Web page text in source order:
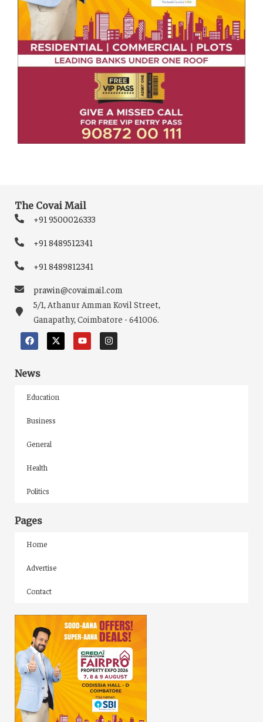
The Covai Mail
+91 9500026333
+91 8489512341
+91 8489812341
prawin@covaimail.com
5/1, Athanur Amman Kovil Street,
Ganapathy, Coimbatore - 641006.
News
Education
Business
General
Health
Politics
Pages
Home
Advertise
Contact